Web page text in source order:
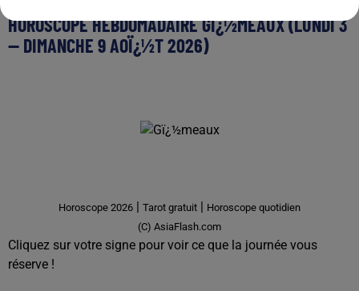
HOROSCOPE HEBDOMADAIRE GÏ¿½MEAUX (LUNDI 3
-- DIMANCHE 9 AOÏ¿½T 2026)
Horoscope 2026 | Tarot gratuit | Horoscope quotidien
(C) AsiaFlash.com
Cliquez sur votre signe pour voir ce que la journée vous
réserve !